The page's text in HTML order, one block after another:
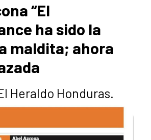
“El
ha sido la
maldita; ahora
Heraldo Honduras.